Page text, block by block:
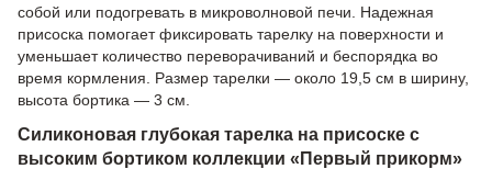
собой или подогревать в микроволновой печи. Надежная
присоска помогает фиксировать тарелку на поверхности и
уменьшает количество переворачиваний и беспорядка во
время кормления. Размер тарелки — около 19,5 см в ширину,
высота бортика — 3 см.
Силиконовая глубокая тарелка на присоске с
высоким бортиком коллекции «Первый прикорм»